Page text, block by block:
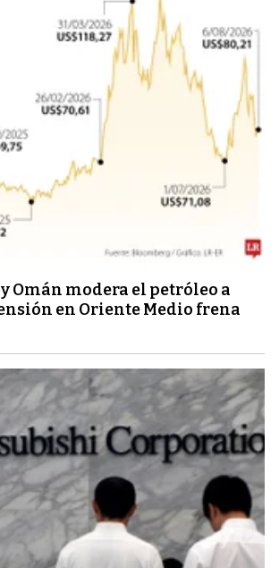
Omán modera el petróleo a
en Oriente Medio frena